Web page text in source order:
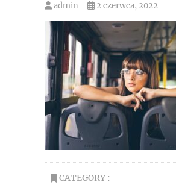
admin 2 czerwca, 2022
CATEGORY :